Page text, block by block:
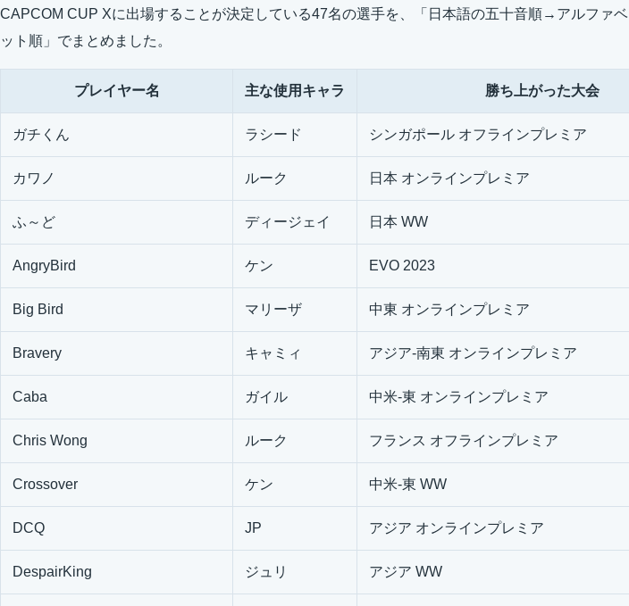
CAPCOM CUP Xに出場することが決定している47名の選手を、「日本語の五十音順→アルファベ
ット順」でまとめました。
プレイヤー名 主な使用キャラ 勝ち上がった大会
ガチくん ラシード シンガポール オフラインプレミア
カワノ ルーク 日本 オンラインプレミア
ふ～ど ディージェイ 日本 WW
AngryBird ケン EVO 2023
Big Bird マリーザ 中東 オンラインプレミア
Bravery キャミィ アジア-南東 オンラインプレミア
Caba ガイル 中米-東 オンラインプレミア
Chris Wong ルーク フランス オフラインプレミア
Crossover ケン 中米-東 WW
DCQ JP アジア オンラインプレミア
DespairKing ジュリ アジア WW